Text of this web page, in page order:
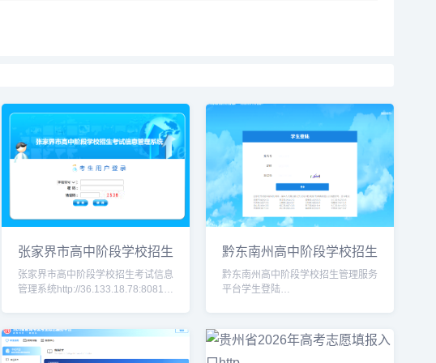
张家界市高中阶段学校招生
考试信息管理系统
张家界市高中阶段学校招生考试信息
管理系统http://36.133.18.78:8081/
黔东南州高中阶段学校招生
管理服务平台学生
黔东南州高中阶段学校招生管理服务
平台学生登陆
（考生端）完整